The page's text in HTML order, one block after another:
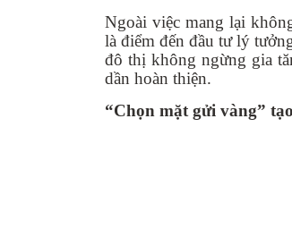
Ngoài việc mang lại
là điểm đến đầu tư lý
đô thị không ngừng gia
dần hoàn thiện.
“Chọn mặt gửi vàng”